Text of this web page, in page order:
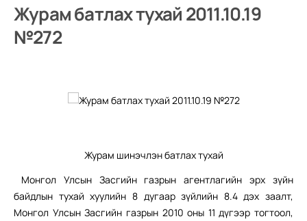
Журам батлах тухай 2011.10.19
№272
Журам шинэчлэн батлах тухай
Монгол Улсын Засгийн газрын агентлагийн эрх зүйн
байдлын тухай хуулийн 8 дугаар зүйлийн 8.4 дэх заалт,
Монгол Улсын Засгийн газрын 2010 оны 11 дүгээр тогтоол,